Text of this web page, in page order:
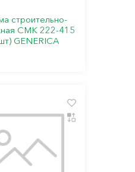
строительно-
СМК 222-415
GENERICA